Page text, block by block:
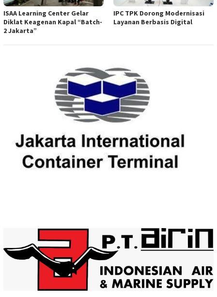
ISAA Learning Center Gelar
Diklat Keagenan Kapal “Batch-
2 Jakarta”
IPC TPK Dorong Modernisasi
Layanan Berbasis Digital